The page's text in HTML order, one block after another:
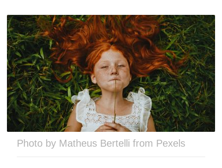
Photo by Matheus Bertelli from Pexels